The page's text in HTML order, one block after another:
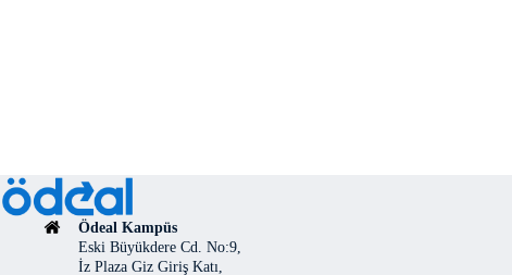
Ödeal Kampüs
Eski Büyükdere Cd. No:9,
İz Plaza Giz Giriş Katı,